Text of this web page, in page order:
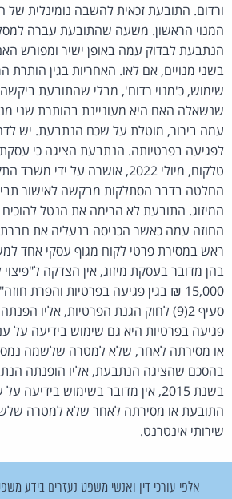
ורדום. התובעת זכאית להשבה נומינלית של
המנוי הראשון. משעה שהתובעת עברה
הנתבעת לבדוק עמה באופן ישיר ומפורש
בשני מנויים, אם לאו. האחריות בגין הותרת
שימוש, כ'מנוי רדום', מבלי שהתובעת ביקשה
שנשאלה האם היא מעוניינת בהותרת שני
עמה בירור, מוטלת על שכם הנתבעת. יש
לפגיעה בפרטיותה. הנתבעת הציגה כי עסקת
טלקום, מיולי 2022, אושרה על ידי
החלטה בדבר הסתלקות מבקשה לאישור
המיזוג. התובעת לא הרימה את הנטל
החוזה עמה כאשר הכניסה בנעליה את חברת
ראש במסירת פרטי לקוח מגוף עסקי אחד
בהן מדובר בעסקת מיזוג, אין הצדקה
15,000 ₪ בגין פגיעה בפרטיות והפרת
סעיף 2(9) לחוק הגנת הפרטיות, אליו
פגיעה בפרטיות היא גם שימוש בידיעה על
או מסירתה לאחר, שלא למטרה שלשמה
בהסכם שהציגה הנתבעת, אליו הופנתה
בשנת 2015, אין מדובר בשימוש
התובעת או מסירתה לאחר שלא למטרה
שירותי אינטרנט.
אלפי עורכי דין ואנשי משפט נעזרים בידע